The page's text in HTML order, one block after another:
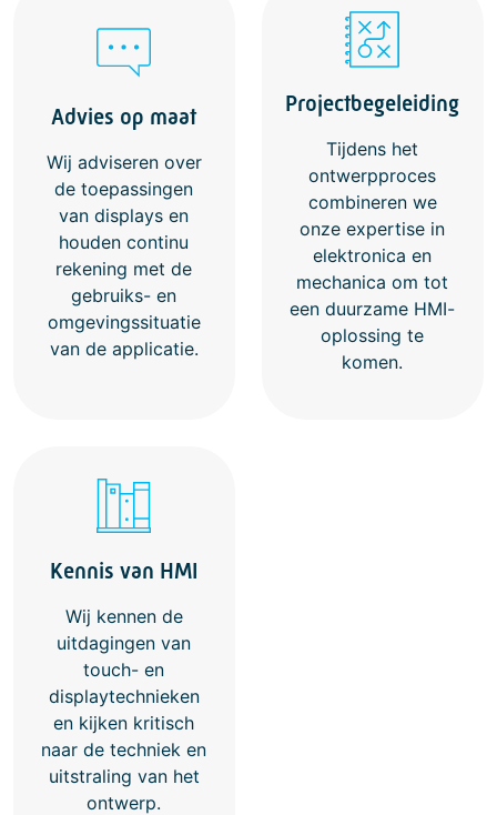
Advies op maat
Wij adviseren over
de toepassingen
van displays en
houden continu
rekening met de
gebruiks- en
omgevingssituatie
van de applicatie.
Projectbegeleiding
Tijdens het
ontwerpproces
combineren we
onze expertise in
elektronica en
mechanica om tot
een duurzame HMI-
oplossing te
komen.
Kennis van HMI
Wij kennen de
uitdagingen van
touch- en
displaytechnieken
en kijken kritisch
naar de techniek en
uitstraling van het
ontwerp.